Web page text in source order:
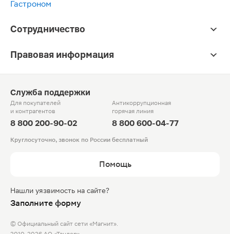
Гастроном
Сотрудничество
Правовая информация
Служба поддержки
Для покупателей
и контрагентов
8 800 200-90-02
Антикоррупционная
горячая линия
8 800 600-04-77
Круглосуточно, звонок по России бесплатный
Помощь
Нашли уязвимость на сайте?
Заполните форму
© Официальный сайт сети «Магнит».